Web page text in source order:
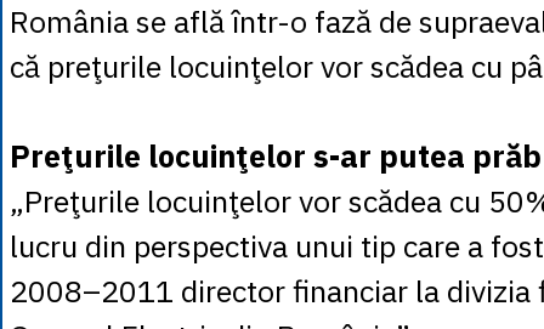
România se află într-o fază de
că preţurile locuinţelor vor scădea cu
Preţurile locuinţelor s-ar putea
„Preţurile locuinţelor vor scădea cu
lucru din perspectiva unui tip care a
2008–2011 director financiar la divizia